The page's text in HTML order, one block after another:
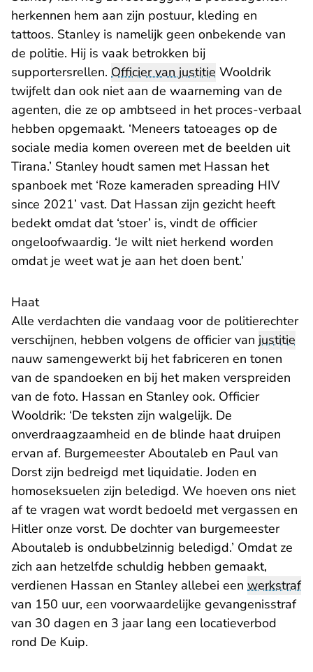
herkennen hem aan zijn postuur, kleding en
tattoos. Stanley is namelijk geen onbekende van
de politie. Hij is vaak betrokken bij
supportersrellen. Officier van justitie Wooldrik
twijfelt dan ook niet aan de waarneming van de
agenten, die ze op ambtseed in het proces-verbaal
hebben opgemaakt. ‘Meneers tatoeages op de
sociale media komen overeen met de beelden uit
Tirana.’ Stanley houdt samen met Hassan het
spanboek met ‘Roze kameraden spreading HIV
since 2021’ vast. Dat Hassan zijn gezicht heeft
bedekt omdat dat ‘stoer’ is, vindt de officier
ongeloofwaardig. ‘Je wilt niet herkend worden
omdat je weet wat je aan het doen bent.’
Haat
Alle verdachten die vandaag voor de politierechter
verschijnen, hebben volgens de officier van justitie
nauw samengewerkt bij het fabriceren en tonen
van de spandoeken en bij het maken verspreiden
van de foto. Hassan en Stanley ook. Officier
Wooldrik: ‘De teksten zijn walgelijk. De
onverdraagzaamheid en de blinde haat druipen
ervan af. Burgemeester Aboutaleb en Paul van
Dorst zijn bedreigd met liquidatie. Joden en
homoseksuelen zijn beledigd. We hoeven ons niet
af te vragen wat wordt bedoeld met vergassen en
Hitler onze vorst. De dochter van burgemeester
Aboutaleb is ondubbelzinnig beledigd.’ Omdat ze
zich aan hetzelfde schuldig hebben gemaakt,
verdienen Hassan en Stanley allebei een werkstraf
van 150 uur, een voorwaardelijke gevangenisstraf
van 30 dagen en 3 jaar lang een locatieverbod
rond De Kuip.